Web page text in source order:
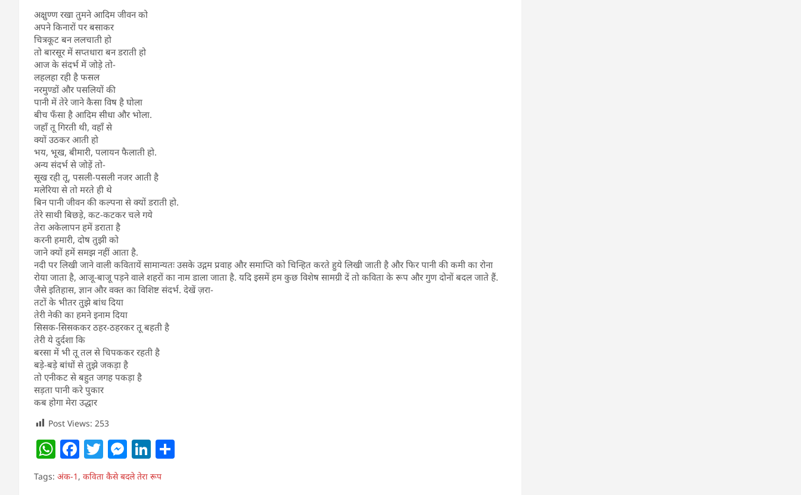
अक्षुण्ण रखा तुमने आदिम जीवन को
अपने किनारों पर बसाकर
चित्रकूट बन ललचाती हो
तो बारसूर में सप्तधारा बन डराती हो
आज के संदर्भ में जोड़े तो-
लहलहा रही है फसल
नरमुण्डों और पसलियों की
पानी में तेरे जाने कैसा विष है घोला
बीच फॅंसा है आदिम सीधा और भोला.
जहॉं तू गिरती थी, वहॉं से
क्यों उठकर आती हो
भय, भूख, बीमारी, पलायन फैलाती हो.
अन्य संदर्भ से जोड़ें तो-
सूख रही तू, पसली-पसली नजर आती है
मलेरिया से तो मरते ही थे
बिन पानी जीवन की कल्पना से क्यों डराती हो.
तेरे साथी बिछड़े, कट-कटकर चले गये
तेरा अकेलापन हमें डराता है
करनी हमारी, दोष तुझी को
जाने क्यों हमें समझ नहीं आता है.
नदी पर लिखी जाने वाली कवितायें सामान्यतः उसके उद्गम प्रवाह और समाप्ति को चिन्हित करते हुये लिखी जाती है और फिर पानी की कमी का रोना
रोया जाता है, आजू-बाजू पड़ने वाले शहरों का नाम डाला जाता है. यदि इसमें हम कुछ विशेष सामग्री दें तो कविता के रूप और गुण दोनों बदल जाते हैं.
जैसे इतिहास, ज्ञान और वक्त का विशिष्ट संदर्भ. देखें ज़रा-
तटों के भीतर तुझे बांध दिया
तेरी नेकी का हमने इनाम दिया
सिसक-सिसककर ठहर-ठहरकर तू बहती है
तेरी ये दुर्दशा कि
बरसा में भी तू तल से चिपककर रहती है
बड़े-बड़े बांधों से तुझे जकड़ा है
तो एनीकट से बहुत जगह पकड़ा है
सड़ता पानी करे पुकार
कब होगा मेरा उद्धार
Post Views: 253
W
h
at
F
a
c
T
w
itt
M
e
ss
Li
n
k
Tags: अंक-1 , कविता कैसे बदले तेरा रूप